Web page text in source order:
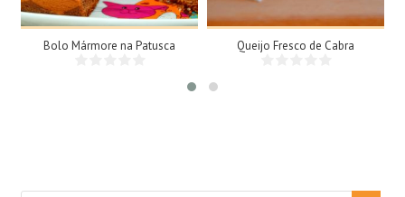
Bolo Mármore na Patusca Queijo Fresco de Cabra